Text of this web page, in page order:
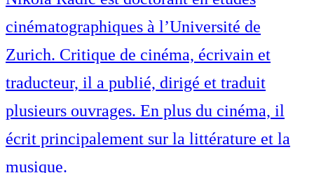
cinématographiques à l’Université de
Zurich. Critique de cinéma, écrivain et
traducteur, il a publié, dirigé et traduit
plusieurs ouvrages. En plus du cinéma, il
écrit principalement sur la littérature et la
musique.